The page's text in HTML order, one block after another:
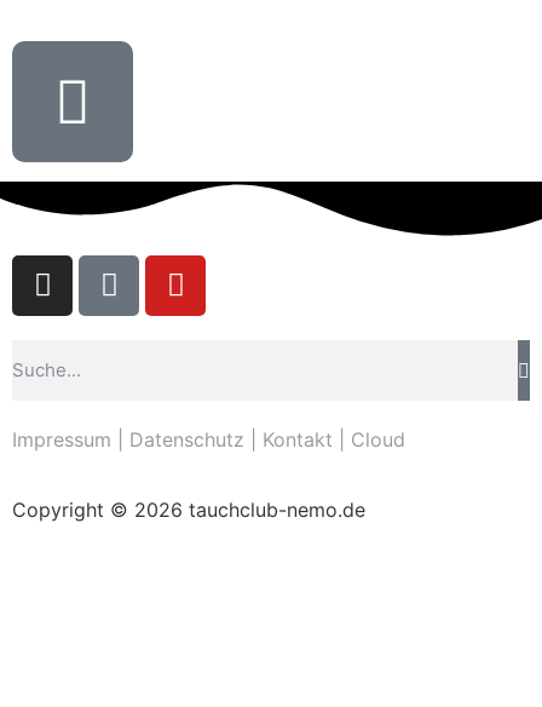
Impressum Datenschutz Kontakt Cloud
Copyright © 2026 tauchclub-nemo.de